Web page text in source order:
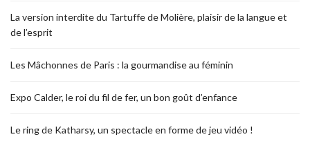
La version interdite du Tartuffe de Molière, plaisir de la langue et
de l’esprit
Les Mâchonnes de Paris : la gourmandise au féminin
Expo Calder, le roi du fil de fer, un bon goût d’enfance
Le ring de Katharsy, un spectacle en forme de jeu vidéo !